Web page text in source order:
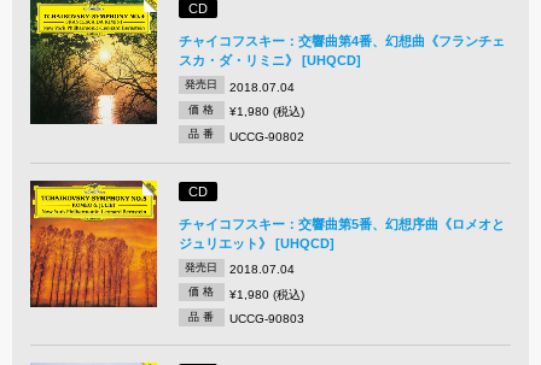
CD
チャイコフスキー：交響曲第4番、幻想曲《フランチェ
スカ・ダ・リミニ》 [UHQCD]
発売日 2018.07.04
価 格 ¥1,980 (税込)
品 番 UCCG-90802
CD
チャイコフスキー：交響曲第5番、幻想序曲《ロメオと
ジュリエット》 [UHQCD]
発売日 2018.07.04
価 格 ¥1,980 (税込)
品 番 UCCG-90803